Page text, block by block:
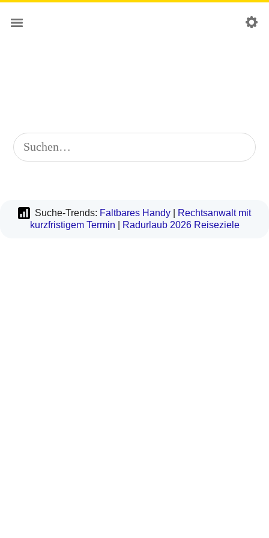
Suche-Trends: Faltbares Handy
Rechtsanwalt mit
kurzfristigem Termin
Radurlaub 2026 Reiseziele